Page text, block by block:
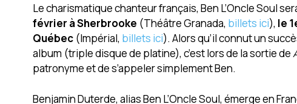
Le charismatique chanteur français, Ben L’Oncle Soul
février à Sherbrooke (Théâtre Granada, billets ici), le
Québec (Impérial, billets ici). Alors qu’il connut un
album (triple disque de platine), c’est lors de la sortie de
patronyme et de s’appeler simplement Ben.
Benjamin Duterde, alias Ben L’Oncle Soul, émerge en